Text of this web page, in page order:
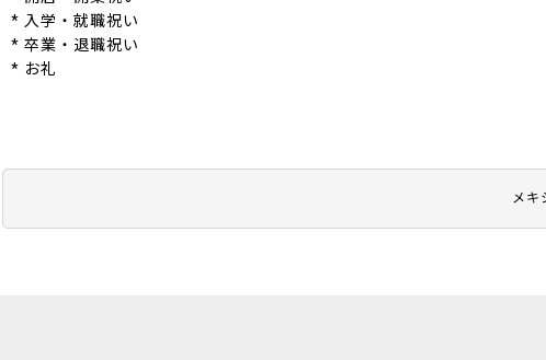
メキ
* 入学・就職祝い
* 卒業・退職祝い
* お礼